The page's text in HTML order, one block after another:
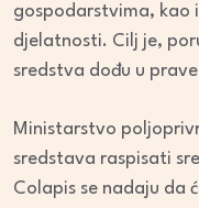
gospodarstvima, kao
djelatnosti. Cilj je,
sredstva dođu u prave
Ministarstvo
sredstava raspisati
Colapis se nadaju da